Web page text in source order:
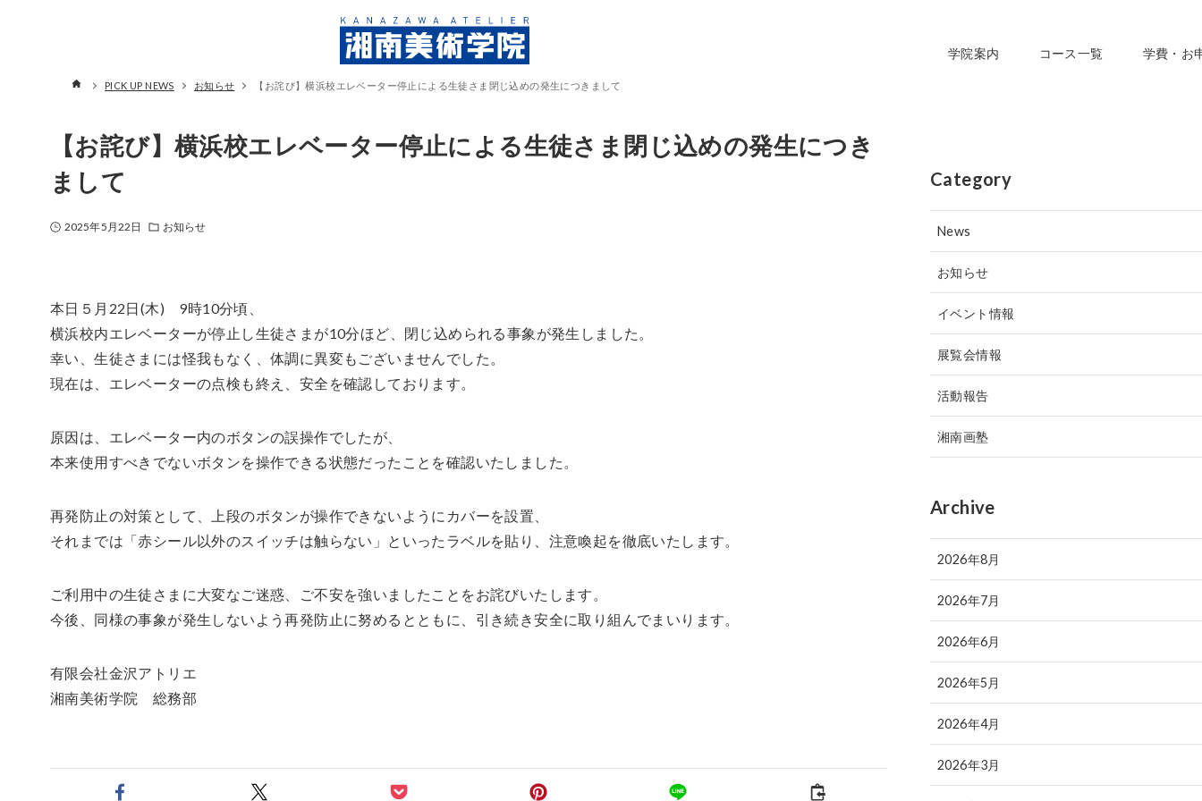
学院案内 コース一覧 学費・お
PICK UP NEWS お知らせ 【お詫び】横浜校エレベーター停止による生徒さま閉じ込めの発生につきまして
【お詫び】横浜校エレベーター停止による生徒さま閉じ込めの発生につき
まして
2025年5月22日 お知らせ
本日５月22日(木) 9時10分頃、
横浜校内エレベーターが停止し生徒さまが10分ほど、閉じ込められる事象が発生しました。
幸い、生徒さまには怪我もなく、体調に異変もございませんでした。
現在は、エレベーターの点検も終え、安全を確認しております。
原因は、エレベーター内のボタンの誤操作でしたが、
本来使用すべきでないボタンを操作できる状態だったことを確認いたしました。
再発防止の対策として、上段のボタンが操作できないようにカバーを設置、
それまでは「赤シール以外のスイッチは触らない」といったラベルを貼り、注意喚起を徹底いたします。
ご利用中の生徒さまに大変なご迷惑、ご不安を強いましたことをお詫びいたします。
今後、同様の事象が発生しないよう再発防止に努めるとともに、引き続き安全に取り組んでまいります。
有限会社金沢アトリエ
湘南美術学院 総務部
Category
News
お知らせ
イベント情報
展覧会情報
活動報告
湘南画塾
Archive
2026年8月
2026年7月
2026年6月
2026年5月
2026年4月
2026年3月